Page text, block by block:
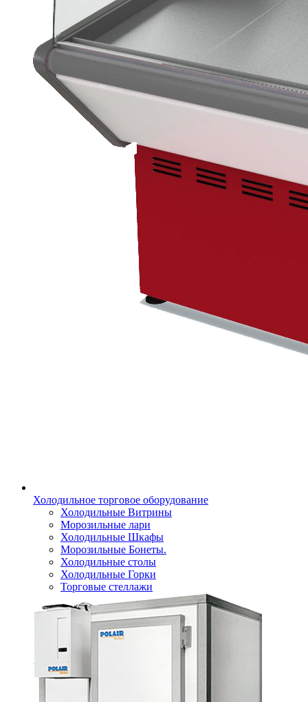
Холодильное торговое оборудование
Холодильные Витрины
Морозильные лари
Холодильные Шкафы
Морозильные Бонеты.
Холодильные столы
Холодильные Горки
Торговые стеллажи